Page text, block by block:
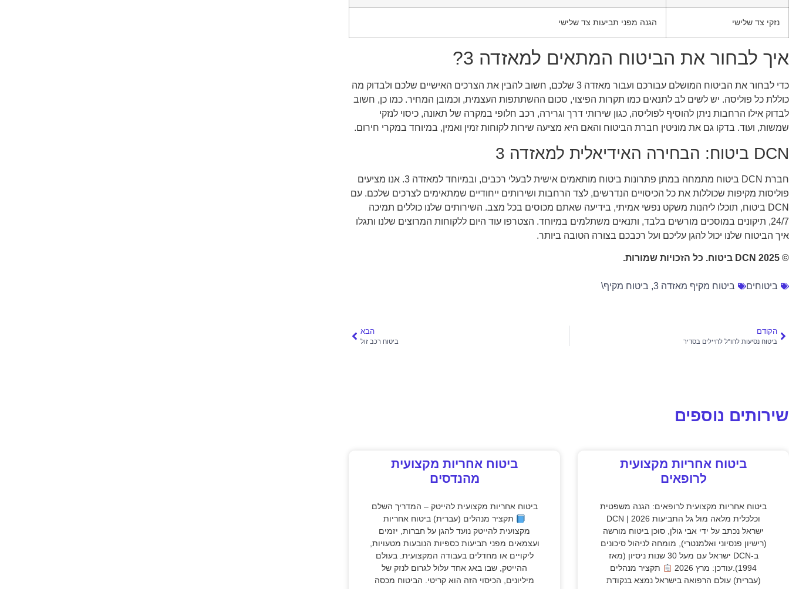
נזקי צד שלישי הגנה מפני תביעות צד שלישי
איך לבחור את הביטוח המתאים למאזדה 3?
כדי לבחור את הביטוח המושלם עבורכם ועבור מאזדה 3 שלכם, חשוב להבין את הצרכים האישיים שלכם ולבדוק מה
כוללת כל פוליסה. יש לשים לב לתנאים כמו תקרות הפיצוי, סכום ההשתתפות העצמית, וכמובן המחיר. כמו כן, חשוב
לבדוק אילו הרחבות ניתן להוסיף לפוליסה, כגון שירותי דרך וגרירה, רכב חלופי במקרה של תאונה, כיסוי לנזקי
שמשות, ועוד. בדקו גם את מוניטין חברת הביטוח והאם היא מציעה שירות לקוחות זמין ואמין, במיוחד במקרי חירום.
DCN ביטוח: הבחירה האידיאלית למאזדה 3
חברת DCN ביטוח מתמחה במתן פתרונות ביטוח מותאמים אישית לבעלי רכבים, ובמיוחד למאזדה 3. אנו מציעים
פוליסות מקיפות שכוללות את כל הכיסויים הנדרשים, לצד הרחבות ושירותים ייחודיים שמתאימים לצרכים שלכם. עם
DCN ביטוח, תוכלו ליהנות משקט נפשי אמיתי, בידיעה שאתם מכוסים בכל מצב. השירותים שלנו כוללים תמיכה
24/7, תיקונים במוסכים מורשים בלבד, ותנאים משתלמים במיוחד. הצטרפו עוד היום ללקוחות המרוצים שלנו ותגלו
איך הביטוח שלנו יכול להגן עליכם ועל רכבכם בצורה הטובה ביותר.
© 2025 DCN ביטוח. כל הזכויות שמורות.
ביטוחים ביטוח מקיף מאזדה 3 , ביטוח מקיף\
הקודם
ביטוח נסיעות לחו"ל לחיילים בסדיר
הבא
ביטוח רכב זול
שירותים נוספים
ביטוח אחריות מקצועית
לרופאים
ביטוח אחריות מקצועית לרופאים: הגנה משפטית
וכלכלית מלאה מול גל התביעות 2026 | DCN
ישראל נכתב על ידי אבי גולן, סוכן ביטוח מורשה
(רישיון פנסיוני ואלמנטרי), מומחה לניהול סיכונים
ב-DCN ישראל עם מעל 30 שנות ניסיון (מאז
1994).עודכן: מרץ 2026
תקציר מנהלים
(עברית) עולם הרפואה בישראל נמצא בנקודת
ביטוח אחריות מקצועית
מהנדסים
ביטוח אחריות מקצועית להייטק – המדריך השלם
תקציר מנהלים (עברית) ביטוח אחריות
מקצועית להייטק נועד להגן על חברות, יזמים
ועצמאים מפני תביעות כספיות הנובעות מטעויות,
ליקויים או מחדלים בעבודה המקצועית. בעולם
ההייטק, שבו באג אחד עלול לגרום לנזק של
מיליונים, הכיסוי הזה הוא קריטי. הביטוח מכסה